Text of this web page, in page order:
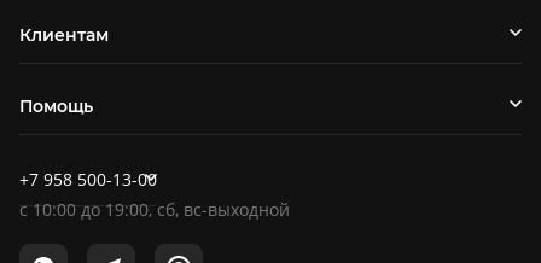
Клиентам
Помощь
+7 958 500-13-00
c10:00до19:00, сб, вс-выходной